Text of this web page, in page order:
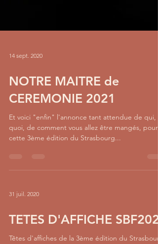
NOTRE MAITRE de
CEREMONIE 2021
Et voici "enfin" l'annonce tant attendue de qui,
quoi, de comment vous allez être mangés, pour
TETES D'AFFICHE